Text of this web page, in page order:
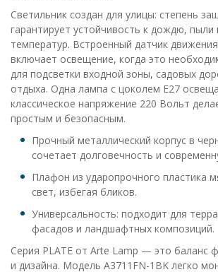
Светильник создан для улицы: степень
гарантирует устойчивость к дождю, пыли
температур. Встроенный датчик
включает освещение, когда это
для подсветки входной зоны, садовых
отдыха. Одна лампа с цоколем E27
классическое напряжение 220 Вольт
простым и безопасным.
Прочный металлический корпус в
сочетает долговечность и
Плафон из ударопрочного пластика
свет, избегая бликов.
Универсальность: подходит для
фасадов и ландшафтных композиций.
Серия PLATE от Arte Lamp — это баланс
и дизайна. Модель A3711FN-1BK легко